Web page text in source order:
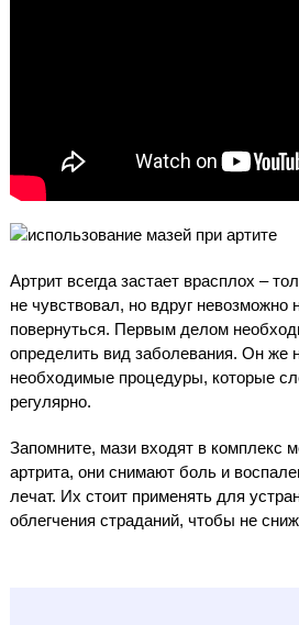
Артрит всегда застает врасплох –
не чувствовал, но вдруг невозможно
повернуться. Первым делом
определить вид заболевания. Он же
необходимые процедуры, которые
регулярно.
Запомните, мази входят в комплекс
артрита, они снимают боль и
лечат. Их стоит применять для
облегчения страданий, чтобы не